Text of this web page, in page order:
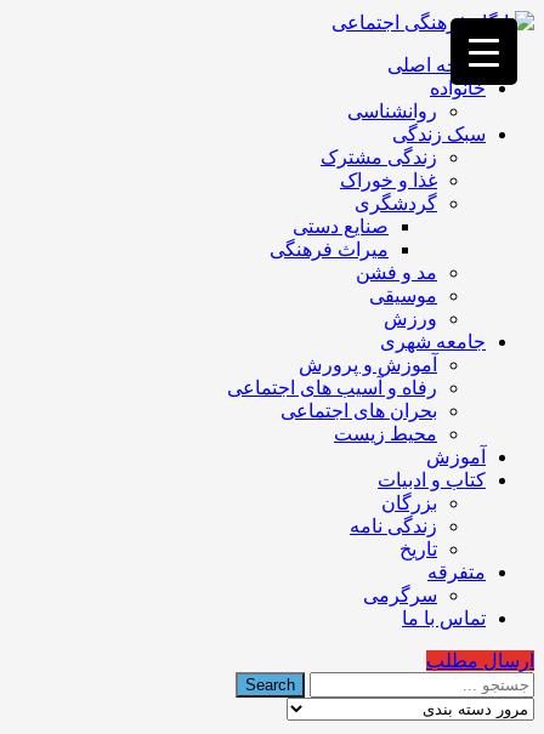
فصد
خون
غرب
تهران
خشکشویی
تصفیه
تهران
صفحه اصلی
خانواده
روانشناسی
سبک زندگی
زندگی مشترک
غذا و خوراک
گردشگری
صنایع دستی
میراث فرهنگی
مد و فشن
موسیقی
ورزش
جامعه شهری
آموزش و پرورش
رفاه و آسیب های اجتماعی
بحران های اجتماعی
محیط زیست
آموزش
کتاب و ادبیات
بزرگان
زندگی نامه
تاریخ
متفرقه
سرگرمی
تماس با ما
ارسال مطلب